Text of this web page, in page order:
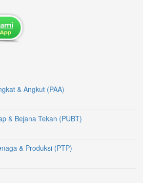
& Angkut (PAA)
& Bejana Tekan (PUBT)
& Produksi (PTP)